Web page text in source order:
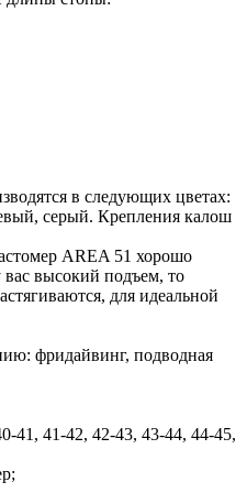
в следующих цветах:
серый. Крепления калош
AREA 51 хорошо
вас высокий подъем, то
для идеальной
фридайвинг, подводная
41, 41-42, 42-43, 43-44, 44-45,